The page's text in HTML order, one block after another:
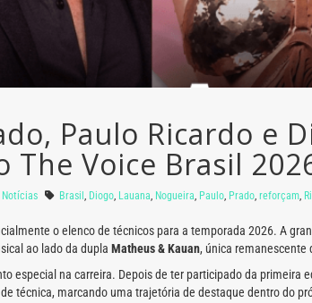
Paulo Ricardo e
The Voice Brasil
Notícias Brasil Diogo Lauana Nogueira Paulo Prado reforçam
o elenco de técnicos para a temporada 2026. A
ao lado da dupla Matheus & Kauan, única remanescente
especial na carreira. Depois de ter participado da
técnica, marcando uma trajetória de destaque dentro do